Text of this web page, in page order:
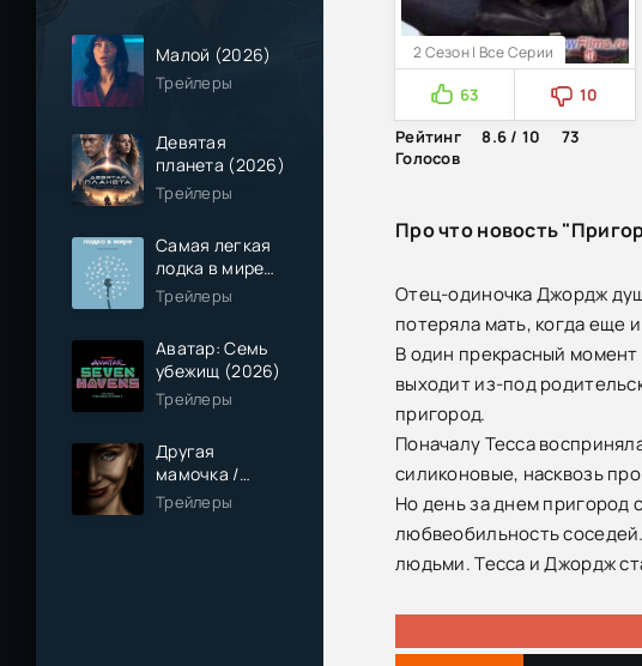
Малой (2026)
Трейлеры
Девятая
планета (2026)
Трейлеры
Самая легкая
лодка в мире
(2026)
Трейлеры
Аватар: Семь
убежищ (2026)
Трейлеры
Другая
мамочка /
Чужая мама
(2026)
Трейлеры
2 Сезон | Все Серии
63
10
Рейтинг
8.6 / 10
73
Голосов
Про что новость
Отец-одиночка Джордж
потеряла мать, когда еще
В один прекрасный
выходит из-под
пригород.
Поначалу Тесса
силиконовые, насквозь
Но день за днем пригород
любвеобильность
людьми. Тесса и Джордж